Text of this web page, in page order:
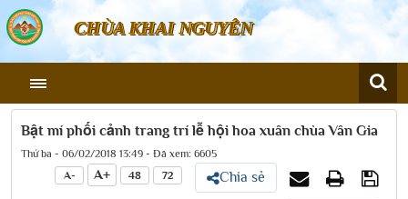
CHÙA KHAI NGUYÊN
Bật mí phối cảnh trang trí lễ hội hoa xuân chùa Vân Gia
Thứ ba - 06/02/2018 13:49 - Đã xem: 6605
A-
A+ 48 72 Chia sẻ